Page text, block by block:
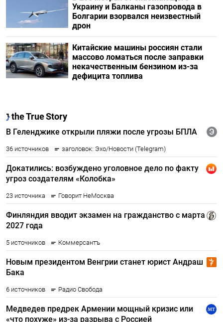
Украину и Балканы газопровода в
Болгарии взорвался неизвестный
дрон
Китайские машины россиян стали
массово ломаться после заправки
некачественным бензином из-за
дефицита топлива